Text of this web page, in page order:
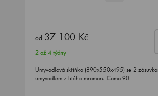
od 37 100 Kč
2 až 4 týdny
Umyvadlová skříňka (890x550x495) se 2
umyvadlem z litého mramoru Como 90